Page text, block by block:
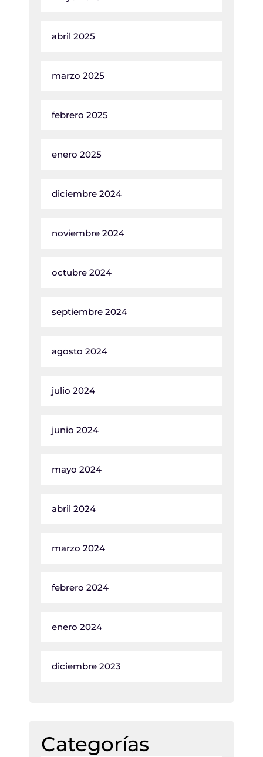
abril 2025
marzo 2025
febrero 2025
enero 2025
diciembre 2024
noviembre 2024
octubre 2024
septiembre 2024
agosto 2024
julio 2024
junio 2024
mayo 2024
abril 2024
marzo 2024
febrero 2024
enero 2024
diciembre 2023
Categorías